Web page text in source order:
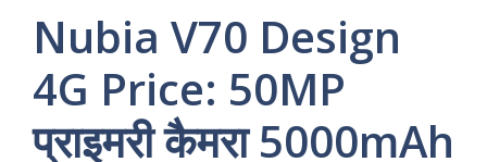
Nubia V70 Design
4G Price: 50MP
प्राइमरी कैमरा 5000mAh